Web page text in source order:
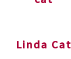
Linda Cat